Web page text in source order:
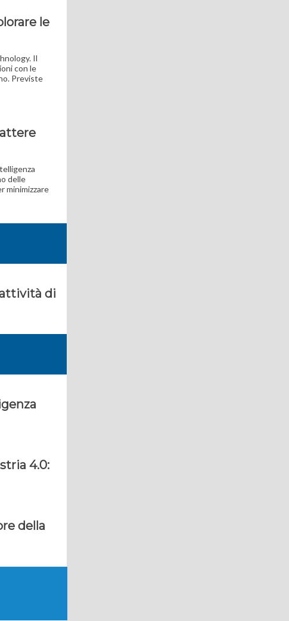
le
Il
con le
Previste
delle
minimizzare
di
4.0:
della